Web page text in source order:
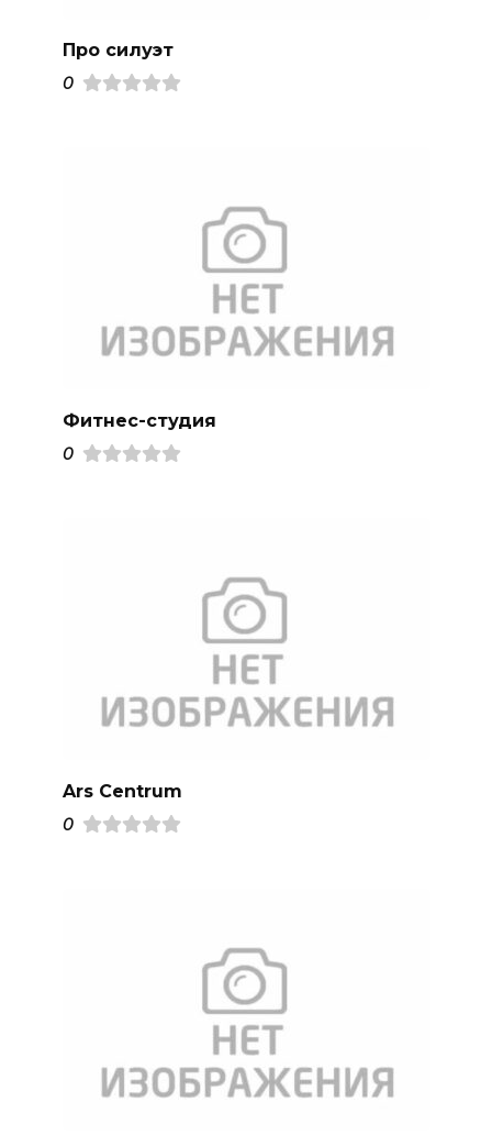
Про силуэт
0
Фитнес-студия
0
Ars Centrum
0